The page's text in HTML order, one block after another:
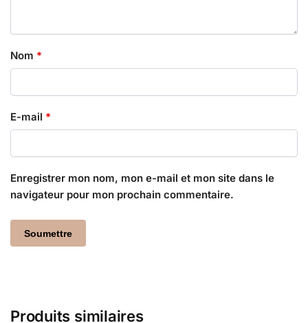
Nom *
E-mail *
Enregistrer mon nom, mon e-mail et mon site dans le
navigateur pour mon prochain commentaire.
Produits similaires